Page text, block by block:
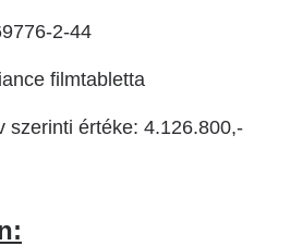
2-44
filmtabletta
szerinti értéke: 4.126.800,-